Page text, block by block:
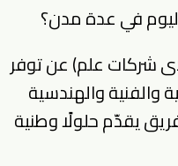
في عدة مدن؟
شركات علم) عن توفر
والفنية والهندسية
يقدّم حلولًا وطنية